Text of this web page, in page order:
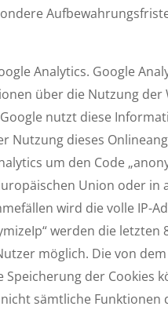
Analytics. Google
über die Nutzung der
nutzt diese
Nutzung dieses
um den Code
Union oder
wird die volle IP-
werden die
möglich. Die von
der Cookies
sämtliche